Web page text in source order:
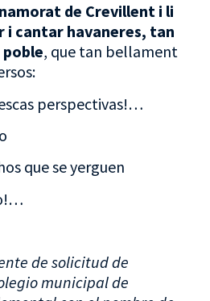
de Crevillent i li
i cantar havaneres, tan
, que tan bellament
perspectivas!…
que se yerguen
de solicitud de
municipal de